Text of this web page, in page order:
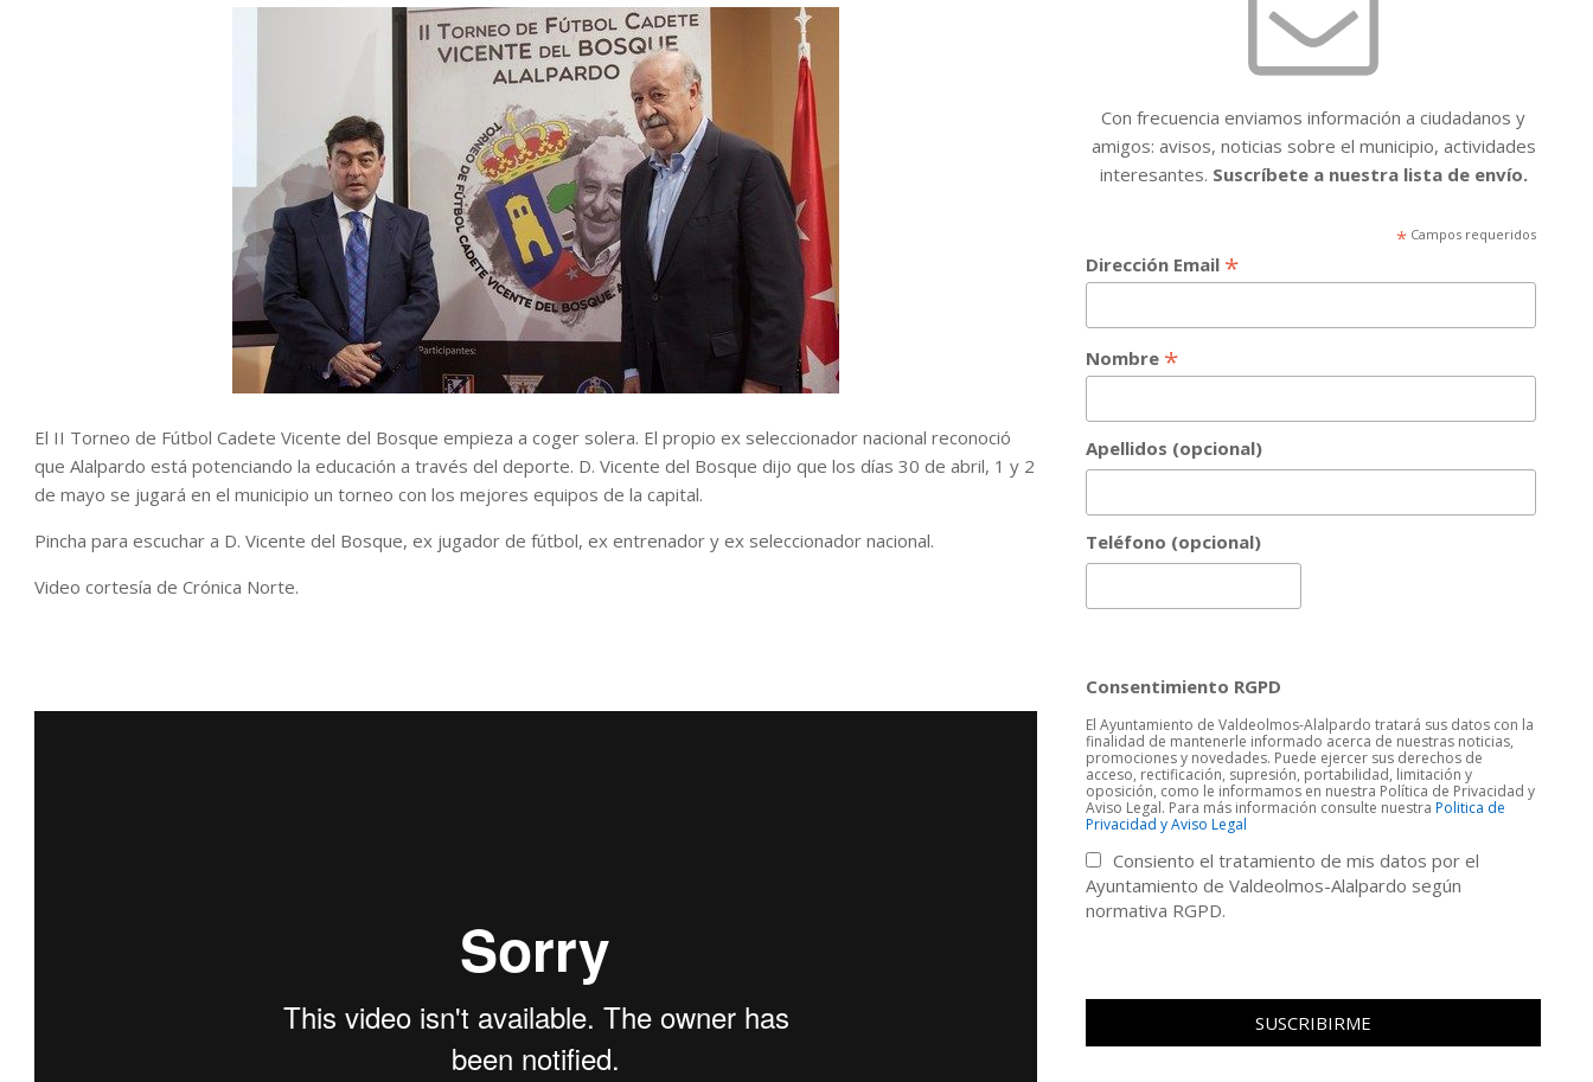
El II Torneo de Fútbol Cadete Vicente del Bosque empieza a coger solera. El propio ex seleccionador nacional reconoció
que Alalpardo está potenciando la educación a través del deporte. D. Vicente del Bosque dijo que los días 30 de abril, 1 y 2
de mayo se jugará en el municipio un torneo con los mejores equipos de la capital.
Pincha para escuchar a D. Vicente del Bosque, ex jugador de fútbol, ex entrenador y ex seleccionador nacional.
Video cortesía de Crónica Norte.
Con frecuencia enviamos información a ciudadanos y
amigos: avisos, noticias sobre el municipio, actividades
interesantes. Suscríbete a nuestra lista de envío.
* Campos requeridos
Dirección Email *
Nombre *
Apellidos (opcional)
Teléfono (opcional)
Consentimiento RGPD
El Ayuntamiento de Valdeolmos-Alalpardo tratará sus datos con la
finalidad de mantenerle informado acerca de nuestras noticias,
promociones y novedades. Puede ejercer sus derechos de
acceso, rectificación, supresión, portabilidad, limitación y
oposición, como le informamos en nuestra Política de Privacidad y
Aviso Legal. Para más información consulte nuestraPolitica de
Privacidad y Aviso Legal
Consiento el tratamiento de mis datos por el
Ayuntamiento de Valdeolmos-Alalpardo según
normativa RGPD.